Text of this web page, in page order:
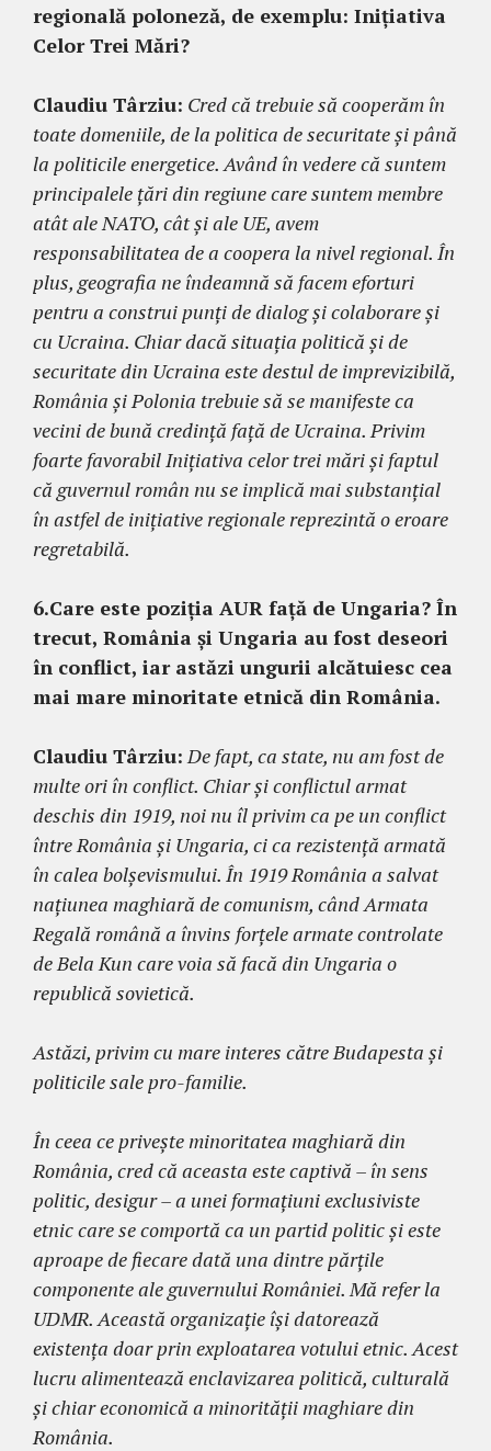
regională poloneză, de exemplu: Inițiativa
Celor Trei Mări?
Claudiu Târziu: Cred că trebuie să cooperăm în
toate domeniile, de la politica de securitate și până
la politicile energetice. Având în vedere că suntem
principalele țări din regiune care suntem membre
atât ale NATO, cât și ale UE, avem
responsabilitatea de a coopera la nivel regional. În
plus, geografia ne îndeamnă să facem eforturi
pentru a construi punți de dialog și colaborare și
cu Ucraina. Chiar dacă situația politică și de
securitate din Ucraina este destul de imprevizibilă,
România și Polonia trebuie să se manifeste ca
vecini de bună credință față de Ucraina. Privim
foarte favorabil Inițiativa celor trei mări și faptul
că guvernul român nu se implică mai substanțial
în astfel de inițiative regionale reprezintă o eroare
regretabilă.
6.Care este poziția AUR față de Ungaria? În
trecut, România și Ungaria au fost deseori
în conflict, iar astăzi ungurii alcătuiesc cea
mai mare minoritate etnică din România.
Claudiu Târziu: De fapt, ca state, nu am fost de
multe ori în conflict. Chiar și conflictul armat
deschis din 1919, noi nu îl privim ca pe un conflict
între România și Ungaria, ci ca rezistență armată
în calea bolșevismului. În 1919 România a salvat
națiunea maghiară de comunism, când Armata
Regală română a învins forțele armate controlate
de Bela Kun care voia să facă din Ungaria o
republică sovietică.
Astăzi, privim cu mare interes către Budapesta și
politicile sale pro-familie.
În ceea ce privește minoritatea maghiară din
România, cred că aceasta este captivă – în sens
politic, desigur – a unei formațiuni exclusiviste
etnic care se comportă ca un partid politic și este
aproape de fiecare dată una dintre părțile
componente ale guvernului României. Mă refer la
UDMR. Această organizație își datorează
existența doar prin exploatarea votului etnic. Acest
lucru alimentează enclavizarea politică, culturală
și chiar economică a minorității maghiare din
România.